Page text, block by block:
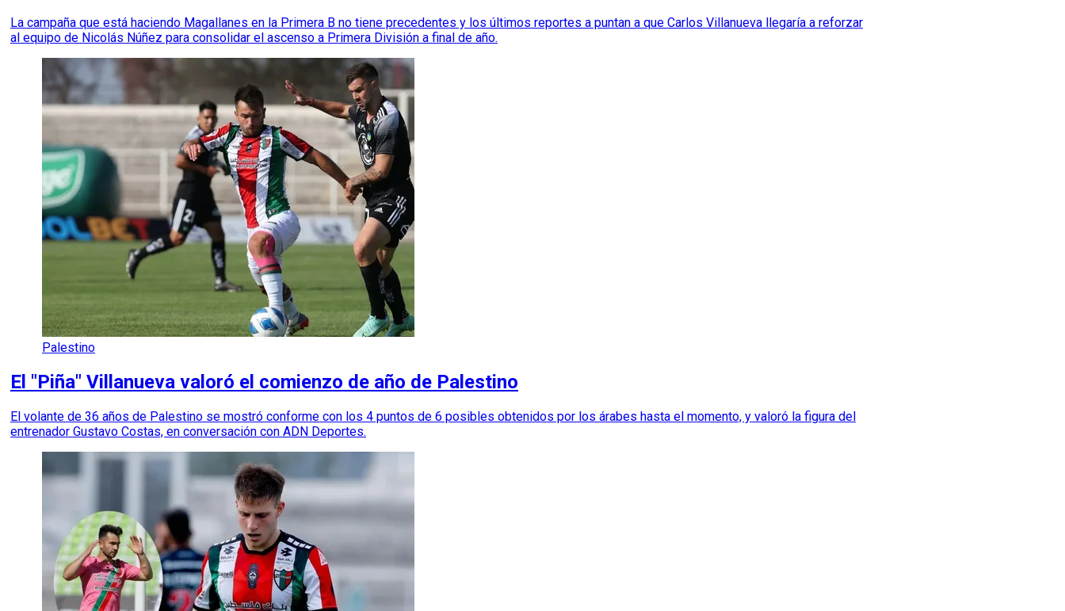
La campaña que está haciendo Magallanes en la Primera B no tiene precedentes y los últimos reportes a puntan a que Carlos Villanueva llegaría a reforzar
al equipo de Nicolás Núñez para consolidar el ascenso a Primera División a final de año.
Palestino
El "Piña" Villanueva valoró el comienzo de año de Palestino
El volante de 36 años de Palestino se mostró conforme con los 4 puntos de 6 posibles obtenidos por los árabes hasta el momento, y valoró la figura del
entrenador Gustavo Costas, en conversación con ADN Deportes.